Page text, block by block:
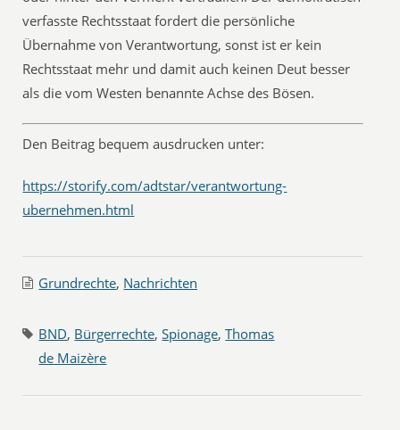
verfasste Rechtsstaat fordert die persönliche
Übernahme von Verantwortung, sonst ist er kein
Rechtsstaat mehr und damit auch keinen Deut besser
als die vom Westen benannte Achse des Bösen.
Den Beitrag bequem ausdrucken unter:
https://storify.com/adtstar/verantwortung-
ubernehmen.html
Grundrechte, Nachrichten
BND, Bürgerrechte,Spionage,Thomas
de Maizère